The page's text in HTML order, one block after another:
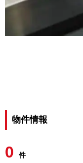
物件情報
0 件